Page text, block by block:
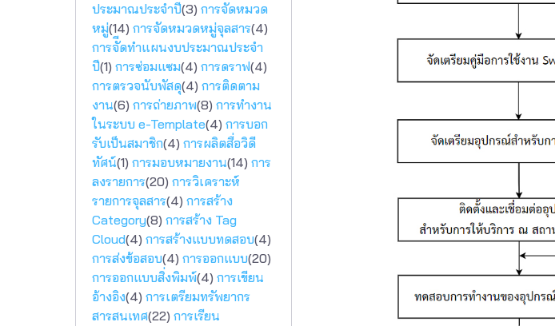
ประมาณประจำปี(3) การจัดหมวด
หมู่(14) การจัดหมวดหมู่จุลสาร(4)
การจัีดทำแผนงบประมาณประจำ
ปี(1) การซ่อมแซม(4) การดราฟ(4)
การตรวจนับพัสดุ(4) การติดตาม
งาน(6) การถ่ายภาพ(8) การทำงาน
ในระบบ e-Template(4) การบอก
รับเป็นสมาชิก(4) การผลิตสื่อวิดี
ทัศน์(1) การมอบหมายงาน(14) การ
ลงรายการ(20) การวิเคราะห์
รายการจุลสาร(4) การสร้าง
Category(8) การสร้าง Tag
Cloud(4) การสร้างแบบทดสอบ(4)
การส่งข้อสอบ(4) การออกแบบ(20)
การออกแบบสิ่งพิมพ์(4) การเขียน
อ้างอิง(4) การเตรียมทรัพยากร
สารสนเทศ(22) การเรียน